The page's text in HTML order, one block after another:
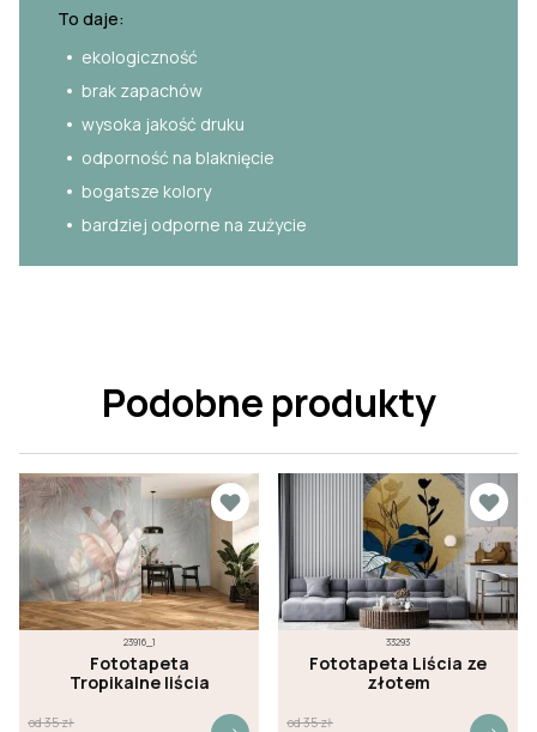
To daje:
ekologiczność
brak zapachów
wysoka jakość druku
odporność na blaknięcie
bogatsze kolory
bardziej odporne na zużycie
Podobne produkty
23916_1
Fototapeta
Tropikalne liścia
od35zł
33293
Fototapeta Liścia ze
złotem
od35zł